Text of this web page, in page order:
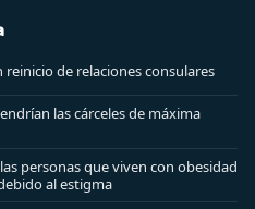
reinicio de relaciones consulares
las cárceles de máxima
personas que viven con obesidad
al estigma